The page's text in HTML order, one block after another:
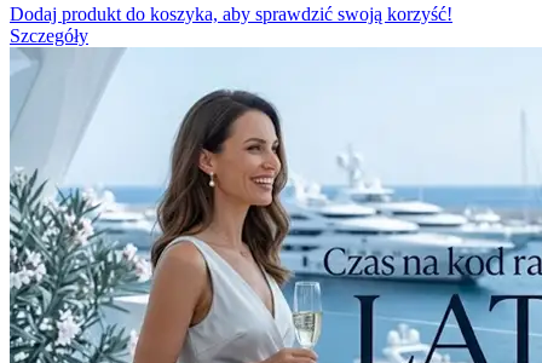
Dodaj produkt do koszyka, aby sprawdzić swoją korzyść!
Szczegóły